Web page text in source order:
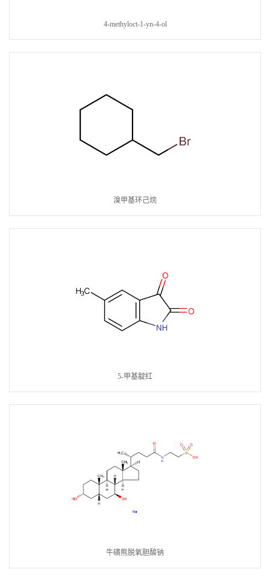
4-methyloct-1-yn-4-ol
溴甲基环己烷
5-甲基靛红
牛磺熊脱氧胆酸钠